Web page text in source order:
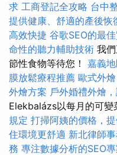
求 工商登記全攻略 台中
提供健康、舒適的產後恢
高效快捷 谷歌SEO的最
命性的聽力輔助技術 我
節性食物等待您！ 嘉義
膜放鬆療程推薦 歐式外
外燴方案 戶外婚禮外燴
Elekbalázs以每月的可變
規定 打掃阿姨的價格，
住環境更舒適 新北律師
務 專注數據分析的SEO